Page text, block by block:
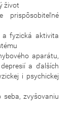
život
a fyzická aktivita
aparátu,
a ďalších
i psychickej
seba, zvyšovaniu